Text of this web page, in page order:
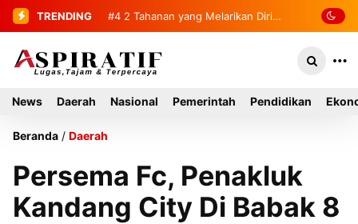
TRENDING #4 2 Tahanan yang Melarikan Diri
News Daerah Nasional Pemerintah Pendidikan
Beranda / Daerah
Persema Fc, Penakluk
Kandang City Di Babak 8